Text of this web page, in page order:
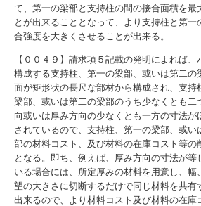
て、第一の梁部と支持柱の間の接合面積を最
とが出来ることとなって、より支持柱と第一
合強度を大きくさせることが出来る。
【００４９】請求項５記載の発明によれば、
構成する支持柱、第一の梁部、或いは第二の
面が矩形状の長尺な部材から構成され、支持
梁部、或いは第二の梁部のうち少なくとも二
向或いは厚み方向の少なくとも一方の寸法が
されているので、支持柱、第一の梁部、或い
部の材料コスト、及び材料の在庫コスト等の
となる。即ち、例えば、厚み方向の寸法が等
いる場合には、所定厚みの材料を用意し、幅
望の大きさに切断するだけで同じ材料を共有
出来るので、より材料コスト及び材料の在庫